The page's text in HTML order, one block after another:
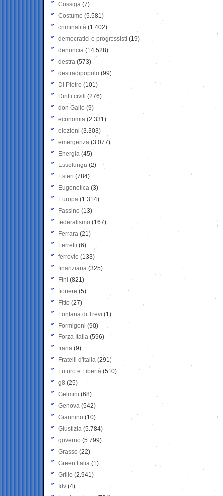
Cossiga (7)
Costume (5.581)
criminalità (1.402)
democratici e progressisti (19)
denuncia (14.528)
destra (573)
destradipopolo (99)
Di Pietro (101)
Diritti civili (276)
don Gallo (9)
economia (2.331)
elezioni (3.303)
emergenza (3.077)
Energia (45)
Esselunga (2)
Esteri (784)
Eugenetica (3)
Europa (1.314)
Fassino (13)
federalismo (167)
Ferrara (21)
Ferretti (6)
ferrovie (133)
finanziaria (325)
Fini (821)
fioriere (5)
Fitto (27)
Fontana di Trevi (1)
Formigoni (90)
Forza Italia (596)
frana (9)
Fratelli d'Italia (291)
Futuro e Libertà (510)
g8 (25)
Gelmini (68)
Genova (542)
Giannino (10)
Giustizia (5.784)
governo (5.799)
Grasso (22)
Green Italia (1)
Grillo (2.941)
Idv (4)